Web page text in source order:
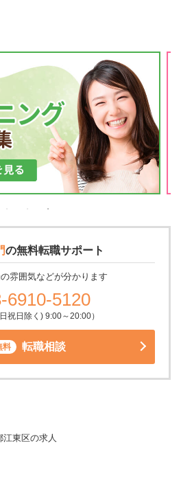
の無料転職サポート
雰囲気などが分かります
6910-5120
祝日除く) 9:00～20:00）
料 転職相談
江東区の求人